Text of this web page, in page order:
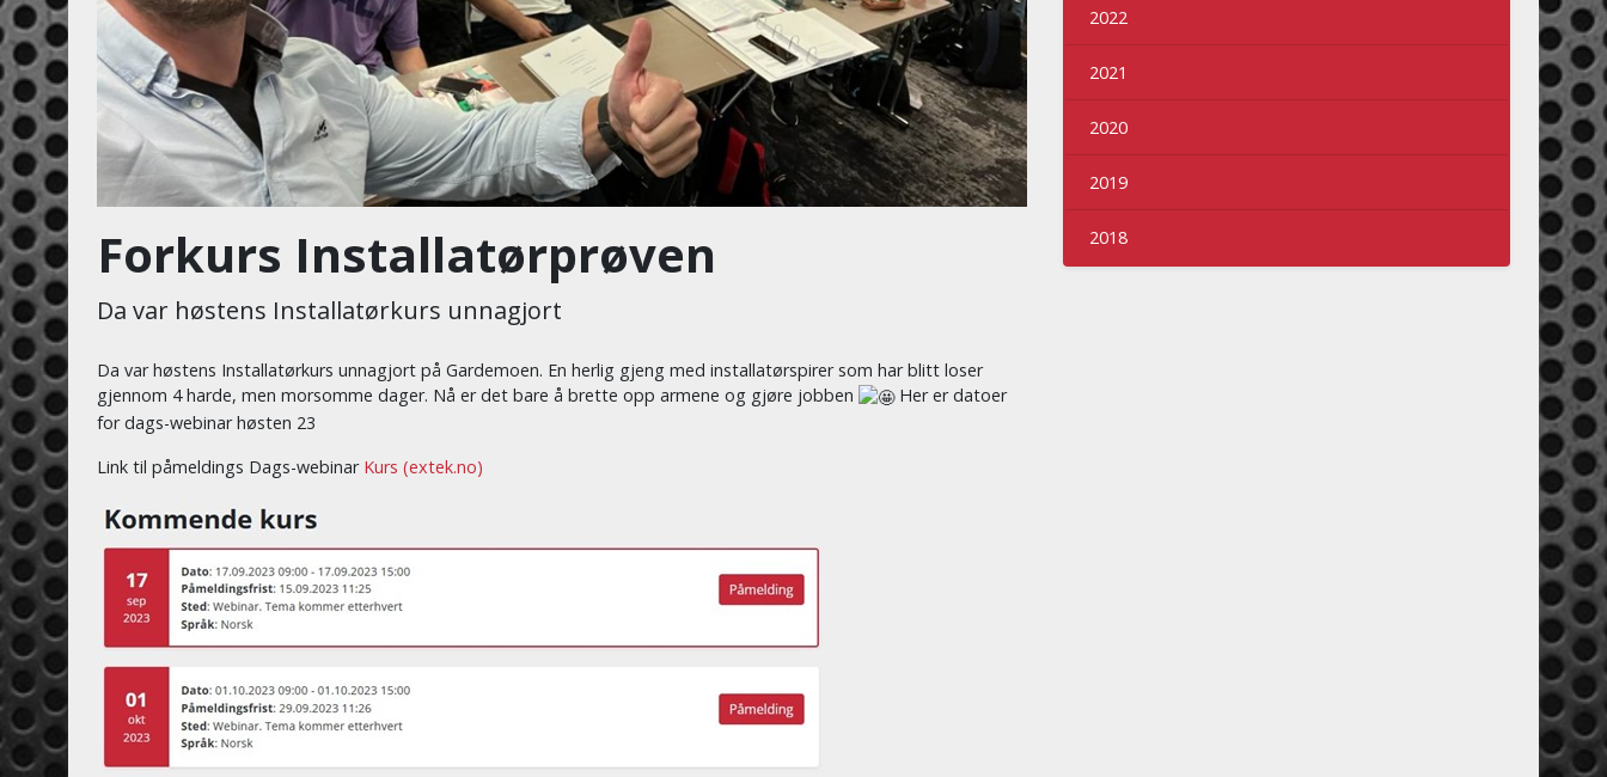
Forkurs Installatørprøven
Da var høstens Installatørkurs unnagjort
Da var høstens Installatørkurs unnagjort på Gardemoen. En herlig gjeng med installatørspirer som har blitt loser
gjennom 4 harde, men morsomme dager. Nå er det bare å brette opp armene og gjøre jobben
Her er datoer
for dags-webinar høsten 23
Link til påmeldings Dags-webinar Kurs (extek.no)
2022
2021
2020
2019
2018